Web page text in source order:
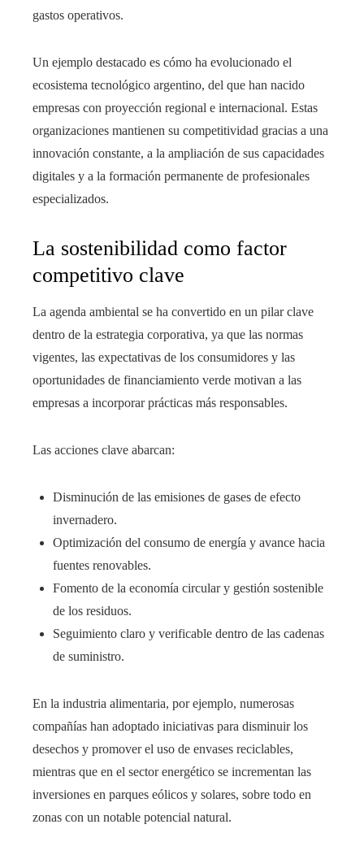
gastos operativos.
Un ejemplo destacado es cómo ha evolucionado el
ecosistema tecnológico argentino, del que han nacido
empresas con proyección regional e internacional. Estas
organizaciones mantienen su competitividad gracias a una
innovación constante, a la ampliación de sus capacidades
digitales y a la formación permanente de profesionales
especializados.
La sostenibilidad como factor
competitivo clave
La agenda ambiental se ha convertido en un pilar clave
dentro de la estrategia corporativa, ya que las normas
vigentes, las expectativas de los consumidores y las
oportunidades de financiamiento verde motivan a las
empresas a incorporar prácticas más responsables.
Las acciones clave abarcan:
Disminución de las emisiones de gases de efecto
invernadero.
Optimización del consumo de energía y avance hacia
fuentes renovables.
Fomento de la economía circular y gestión sostenible
de los residuos.
Seguimiento claro y verificable dentro de las cadenas
de suministro.
En la industria alimentaria, por ejemplo, numerosas
compañías han adoptado iniciativas para disminuir los
desechos y promover el uso de envases reciclables,
mientras que en el sector energético se incrementan las
inversiones en parques eólicos y solares, sobre todo en
zonas con un notable potencial natural.